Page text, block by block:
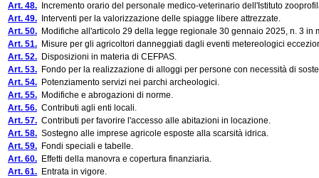
Art. 48. Incremento orario del personale medico-veterinario dell'Istituto
Art. 49. Interventi per la valorizzazione delle spiagge libere attrezzate.
Art. 50. Modifiche all'articolo 29 della legge regionale 30 gennaio 2025, n. 3 in
Art. 51. Misure per gli agricoltori danneggiati dagli eventi metereologici
Art. 52. Disposizioni in materia di CEFPAS.
Art. 53. Fondo per la realizzazione di alloggi per persone con necessità di
Art. 54. Potenziamento servizi nei parchi archeologici.
Art. 55. Modifiche e abrogazioni di norme.
Art. 56. Contributi agli enti locali.
Art. 57. Contributi per favorire l'accesso alle abitazioni in locazione.
Art. 58. Sostegno alle imprese agricole esposte alla scarsità idrica.
Art. 59. Fondi speciali e tabelle.
Art. 60. Effetti della manovra e copertura finanziaria.
Art. 61. Entrata in vigore.